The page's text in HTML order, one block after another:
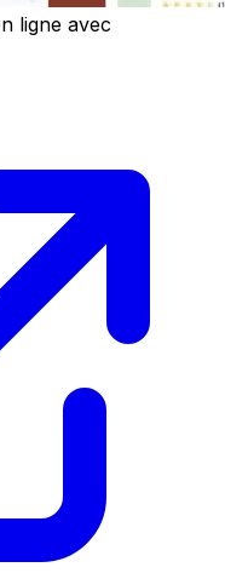
ligne avec